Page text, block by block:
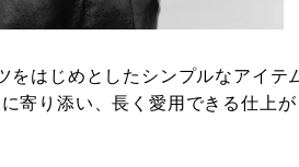
をはじめとしたシンプルなアイテ
寄り添い、長く愛用できる仕上が